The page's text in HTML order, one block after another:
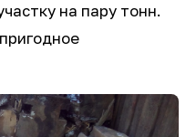
на пару тонн.